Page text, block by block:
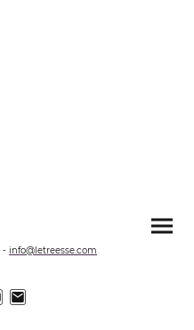
- info@letreesse.com